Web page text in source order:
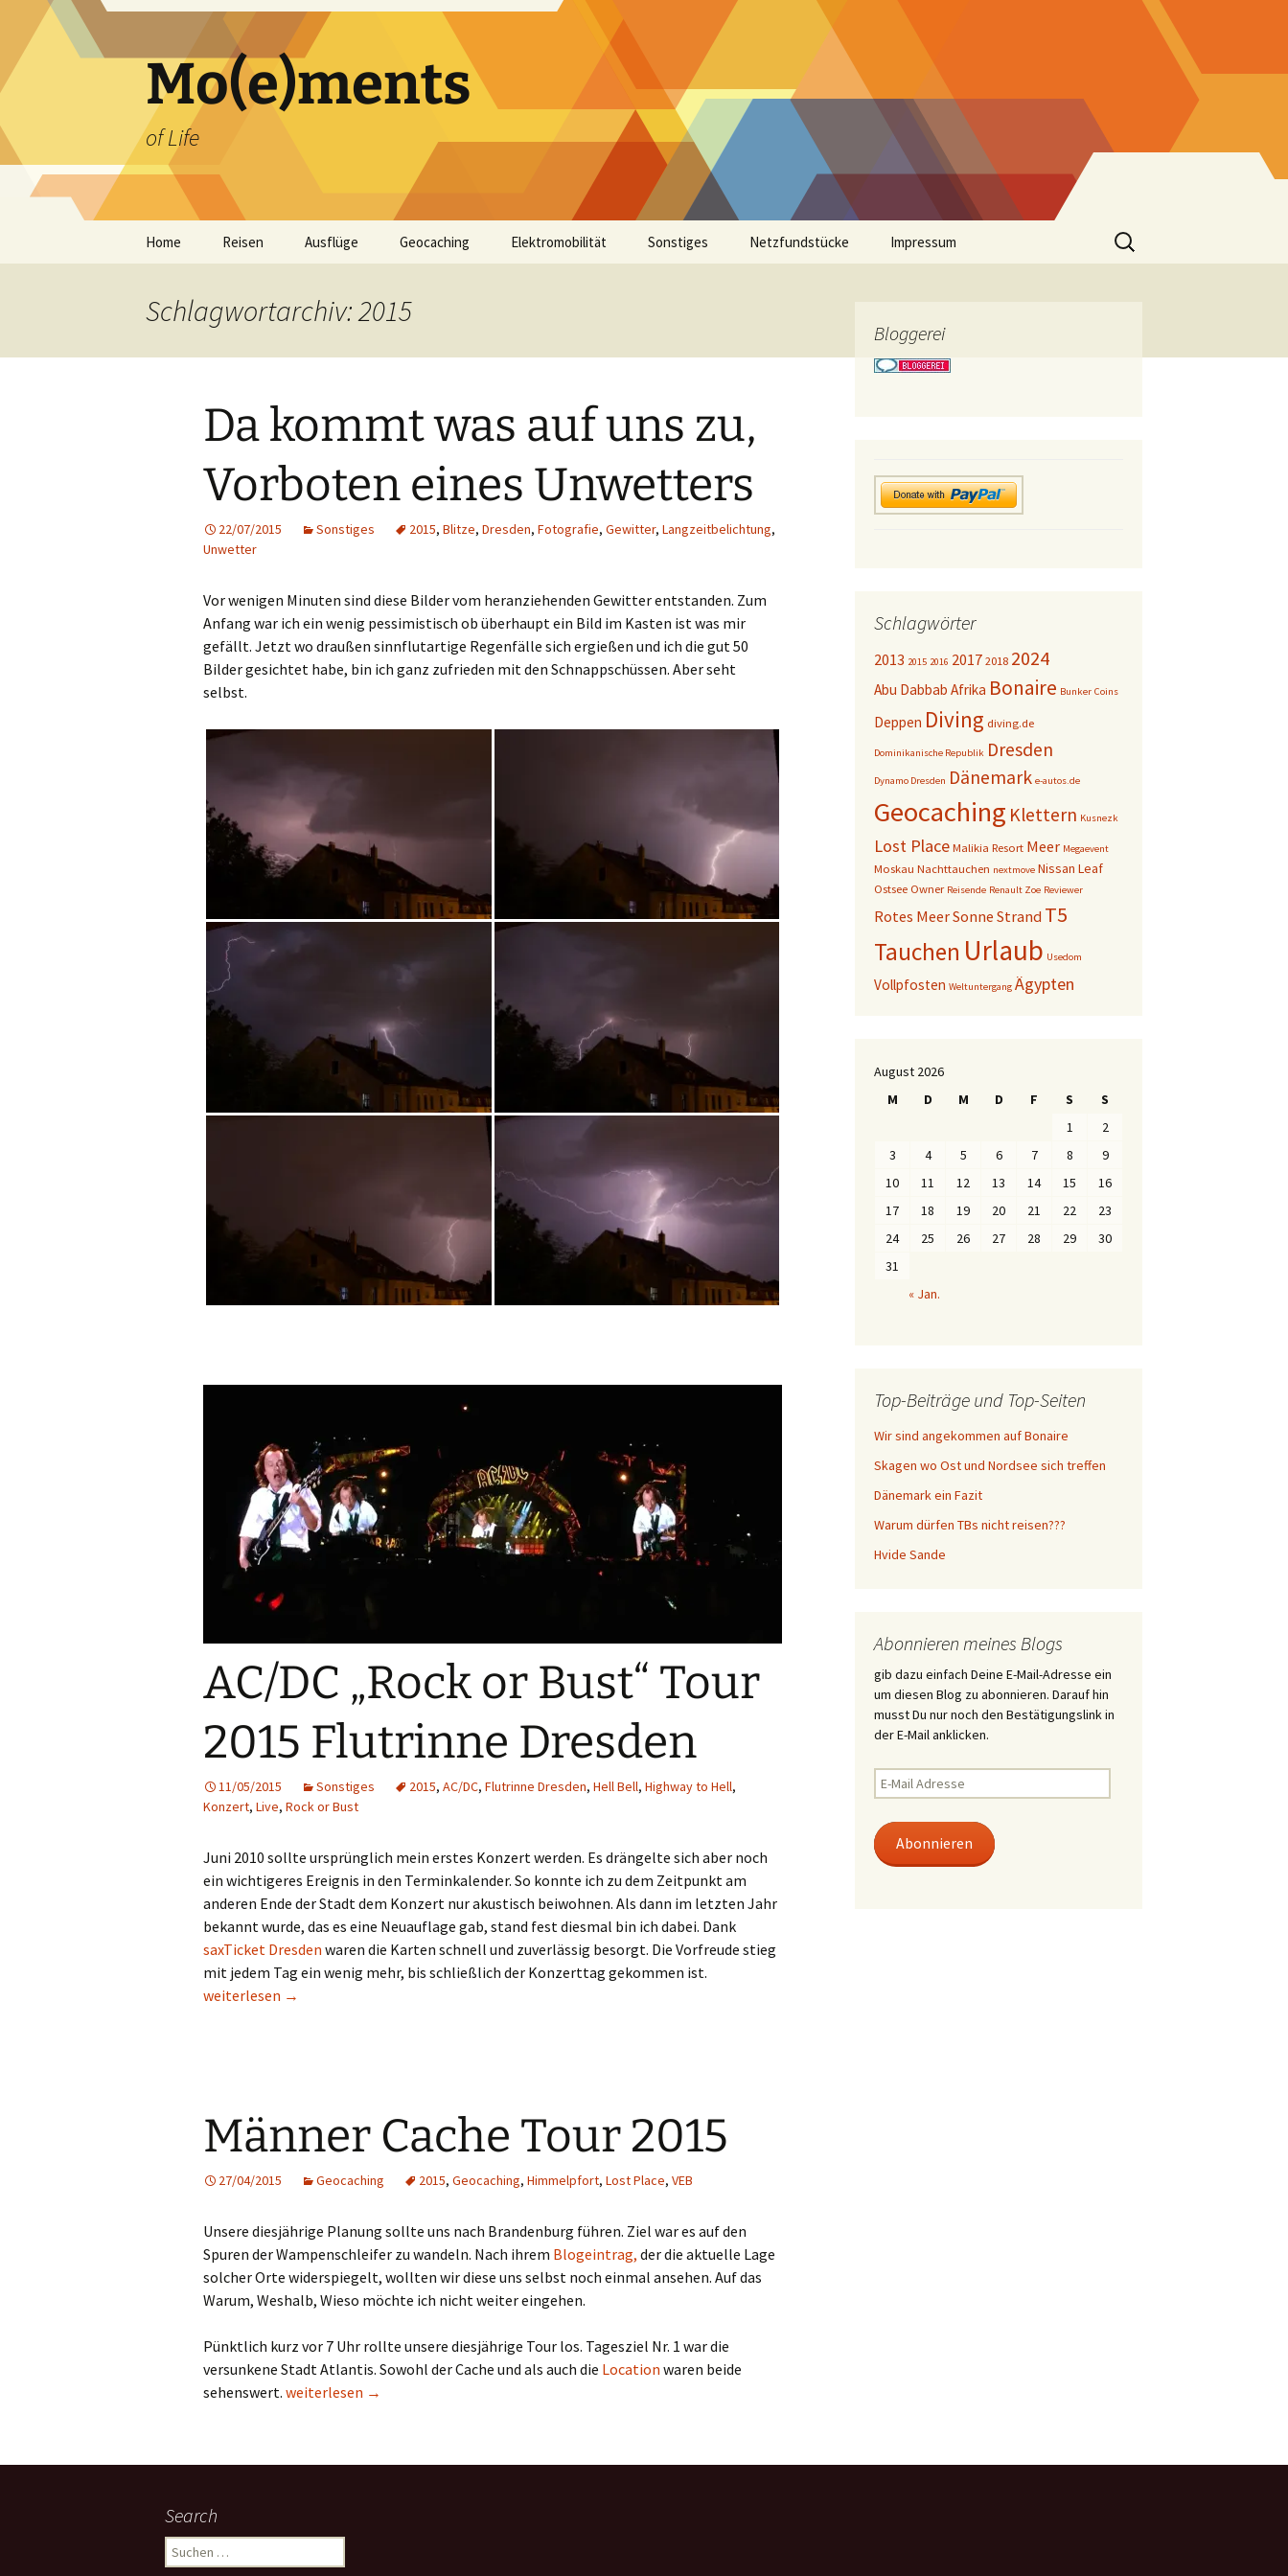
Inhalt
springen
Mo(e)ments
of Life
Home Reisen Ausflüge Geocaching Elektromobilität Sonstiges Netzfundstücke Impressum
Suchen
nach:
Schlagwortarchiv: 2015
Da kommt was auf uns zu,
Vorboten eines Unwetters
22/07/2015 Sonstiges 2015, Blitze, Dresden, Fotografie, Gewitter, Langzeitbelichtung,
Unwetter
Vor wenigen Minuten sind diese Bilder vom heranziehenden Gewitter entstanden. Zum
Anfang war ich ein wenig pessimistisch ob überhaupt ein Bild im Kasten ist was mir
gefällt. Jetzt wo draußen sinnflutartige Regenfälle sich ergießen und ich die gut 50
Bilder gesichtet habe, bin ich ganz zufrieden mit den Schnappschüssen. Aber seht
selbst.
AC/DC „Rock or Bust“ Tour
2015 Flutrinne Dresden
11/05/2015 Sonstiges 2015, AC/DC, Flutrinne Dresden, Hell Bell, Highway to Hell,
Konzert, Live, Rock or Bust
Juni 2010 sollte ursprünglich mein erstes Konzert werden. Es drängelte sich aber noch
ein wichtigeres Ereignis in den Terminkalender. So konnte ich zu dem Zeitpunkt am
anderen Ende der Stadt dem Konzert nur akustisch beiwohnen. Als dann im letzten Jahr
bekannt wurde, das es eine Neuauflage gab, stand fest diesmal bin ich dabei. Dank
saxTicket Dresden waren die Karten schnell und zuverlässig besorgt. Die Vorfreude stieg
mit jedem Tag ein wenig mehr, bis schließlich der Konzerttag gekommen ist.
AC/DC „Rock or Bust“ Tour 2015 Flutrinne Dresden
weiterlesen →
Männer Cache Tour 2015
27/04/2015 Geocaching 2015, Geocaching, Himmelpfort, Lost Place, VEB
Unsere diesjährige Planung sollte uns nach Brandenburg führen. Ziel war es auf den
Spuren der Wampenschleifer zu wandeln. Nach ihrem Blogeintrag, der die aktuelle Lage
solcher Orte widerspiegelt, wollten wir diese uns selbst noch einmal ansehen. Auf das
Warum, Weshalb, Wieso möchte ich nicht weiter eingehen.
Pünktlich kurz vor 7 Uhr rollte unsere diesjährige Tour los. Tagesziel Nr. 1 war die
versunkene Stadt Atlantis. Sowohl der Cache und als auch die Location waren beide
sehenswert. Männer Cache Tour 2015
weiterlesen →
Bloggerei
Schlagwörter
2013 2015 2016 2017 2018 2024
Abu Dabbab Afrika Bonaire Bunker Coins
Deppen Diving diving.de
Dominikanische Republik Dresden
Dynamo Dresden Dänemark e-autos.de
Geocaching Klettern Kusnezk
Lost Place Malikia Resort Meer Megaevent
Moskau Nachttauchen nextmove Nissan Leaf
Ostsee Owner Reisende Renault Zoe Reviewer
Rotes MeerSonne Strand T5
Tauchen Urlaub Usedom
Vollpfosten Weltuntergang Ägypten
August 2026
M
D M D F S
S
1
2
3
4 5 6 7 8
9
10
11 12 13 14 15
16
17
18 19 20 21 22
23
24
25 26 27 28 29
30
31
« Jan.
Top-Beiträge und Top-Seiten
Wir sind angekommen auf Bonaire
Skagen wo Ost und Nordsee sich treffen
Dänemark ein Fazit
Warum dürfen TBs nicht reisen???
Hvide Sande
Abonnieren meines Blogs
gib dazu einfach Deine E-Mail-Adresse ein
um diesen Blog zu abonnieren. Darauf hin
musst Du nur noch den Bestätigungslink in
der E-Mail anklicken.
E-
Mail
Abonnieren
Search
Suchen
nach: